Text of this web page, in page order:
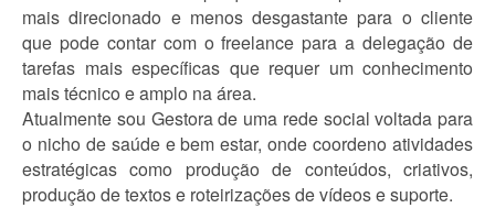
mais direcionado e menos desgastante para o cliente
que pode contar com o freelance para a delegação de
tarefas mais específicas que requer um conhecimento
mais técnico e amplo na área.
Atualmente sou Gestora de uma rede social voltada para
o nicho de saúde e bem estar, onde coordeno atividades
estratégicas como produção de conteúdos, criativos,
produção de textos e roteirizações de vídeos e suporte.